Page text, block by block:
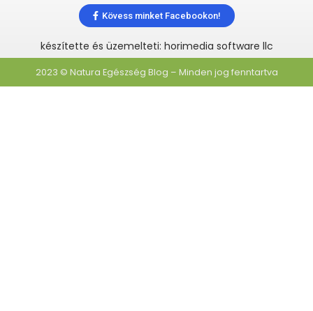
Kövess minket Facebookon!
készítette és üzemelteti: horimedia software llc
2023 © Natura Egészség Blog – Minden jog fenntartva